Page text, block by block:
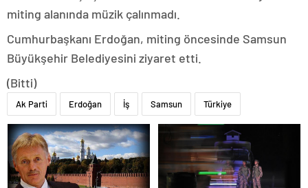
miting alanında müzik çalınmadı.
Cumhurbaşkanı Erdoğan, miting öncesinde Samsun
Büyükşehir Belediyesini ziyaret etti.
(Bitti)
Ak Parti Erdoğan İş Samsun Türkiye